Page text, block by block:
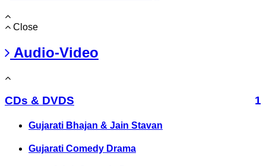
Close
Audio-Video
CDs & DVDS 1
Gujarati Bhajan & Jain Stavan
Gujarati Comedy Drama